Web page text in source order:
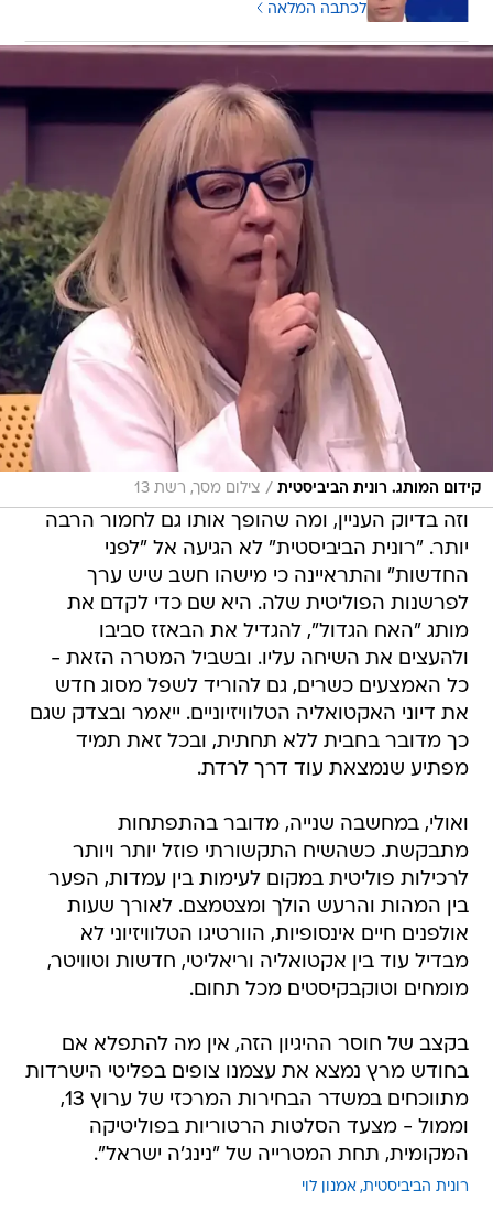
לכתבה המלאה
קידום המותג. רונית הביביסטית / צילום מסך, רשת 13
וזה בדיוק העניין, ומה שהופך אותו גם לחמור הרבה
יותר. "רונית הביביסטית" לא הגיעה אל "לפני
החדשות" והתראיינה כי מישהו חשב שיש ערך
לפרשנות הפוליטית שלה. היא שם כדי לקדם את
מותג "האח הגדול", להגדיל את הבאזז סביבו
ולהעצים את השיחה עליו. ובשביל המטרה הזאת -
כל האמצעים כשרים, גם להוריד לשפל מסוג חדש
את דיוני האקטואליה הטלוויזיוניים. ייאמר ובצדק שגם
כך מדובר בחבית ללא תחתית, ובכל זאת תמיד
מפתיע שנמצאת עוד דרך לרדת.
ואולי, במחשבה שנייה, מדובר בהתפתחות
מתבקשת. כשהשיח התקשורתי פוזל יותר ויותר
לרכילות פוליטית במקום לעימות בין עמדות, הפער
בין המהות והרעש הולך ומצטמצם. לאורך שעות
אולפנים חיים אינסופיות, הוורטיגו הטלוויזיוני לא
מבדיל עוד בין אקטואליה וריאליטי, חדשות וטוויטר,
מומחים וטוקבקיסטים מכל תחום.
בקצב של חוסר ההיגיון הזה, אין מה להתפלא אם
בחודש מרץ נמצא את עצמנו צופים בפליטי הישרדות
מתווכחים במשדר הבחירות המרכזי של ערוץ 13,
וממול - מצעד הסלטות הרטוריות בפוליטיקה
המקומית, תחת המטרייה של "נינג'ה ישראל".
רונית הביביסטית אמנון לוי